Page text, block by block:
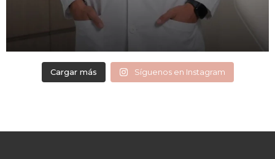
Cargar más Síguenos en Instagram